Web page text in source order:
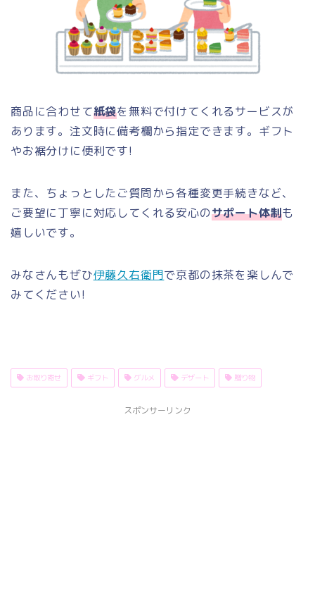
商品に合わせて紙袋を無料で付けてくれるサービスが
あります。注文時に備考欄から指定できます。ギフト
やお裾分けに便利です!
また、ちょっとしたご質問から各種変更手続きなど、
ご要望に丁寧に対応してくれる安心のサポート体制も
嬉しいです。
みなさんもぜひ伊藤久右衛門で京都の抹茶を楽しんで
みてください!
お取り寄せ ギフト グルメ デザート 贈り物
スポンサーリンク